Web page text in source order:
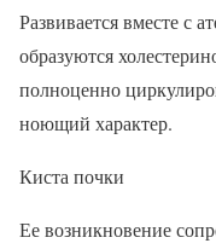
Развивается вместе с
образуются
полноценно
ноющий характер.
Киста почки
Ее возникновение